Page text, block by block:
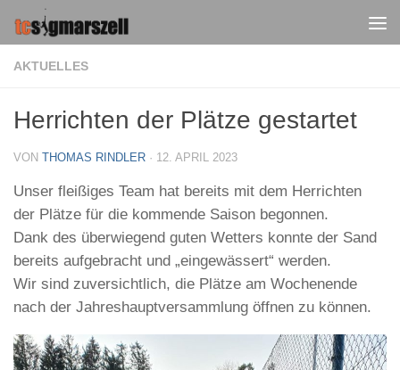
Zum Inhalt springen
AKTUELLES
Herrichten der Plätze gestartet
VON THOMAS RINDLER · 12. APRIL 2023
Unser fleißiges Team hat bereits mit dem Herrichten
der Plätze für die kommende Saison begonnen.
Dank des überwiegend guten Wetters konnte der Sand
bereits aufgebracht und „eingewässert“ werden.
Wir sind zuversichtlich, die Plätze am Wochenende
nach der Jahreshauptversammlung öffnen zu können.